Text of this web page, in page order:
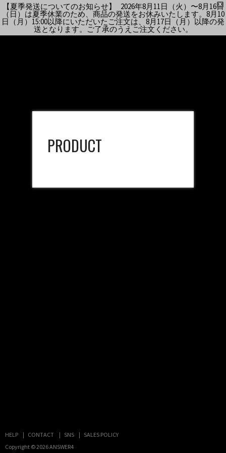
X
【夏季発送についてのお知らせ】 2026年8月11日（火）〜8月16日
（日）は夏季休業のため、商品の発送をお休みいたします。8月10
日（月）15:00以降にいただいたご注文は、8月17日（月）以降の発
送となります。ご了承のうえご注文ください。
PRODUCT
HELP CONTACT SNS
SALES POLICY
Copyright © 2026ANSWER4